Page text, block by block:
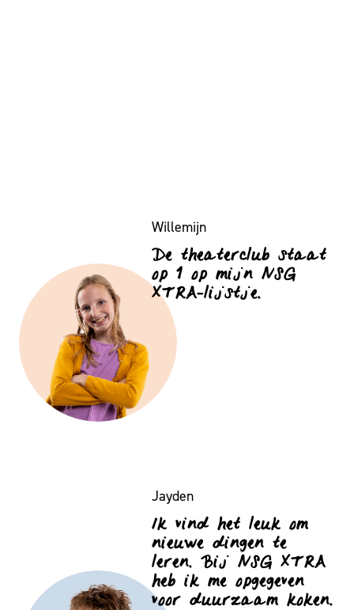
Willemijn
De theaterclub staat
op 1 op mijn NSG
XTRA-lijstje.
Jayden
Ik vind het leuk om
nieuwe dingen te
leren. Bij NSG XTRA
heb ik me opgegeven
voor duurzaam koken.